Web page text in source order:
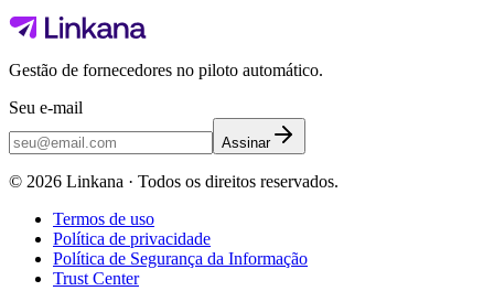
Gestão de fornecedores no piloto automático.
Seu e-mail
Assinar
© 2026 Linkana · Todos os direitos reservados.
Termos de uso
Política de privacidade
Política de Segurança da Informação
Trust Center